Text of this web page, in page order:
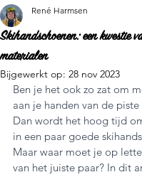
Skihandschoenen: een kwestie
materialen
René Harmsen
Bijgewerkt op: 28 nov 2023
Ben je het ook zo zat om
aan je handen van de
Dan wordt het hoog tijd
in een paar goede
Maar waar moet je op
van het juiste paar? In dit